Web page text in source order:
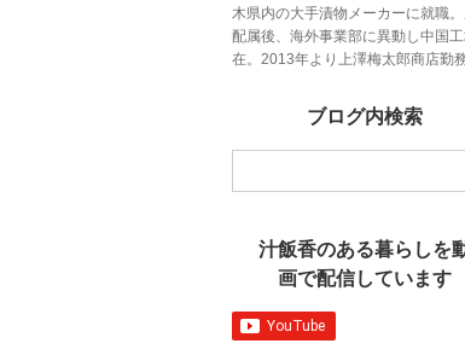
木県内の大手漬物メーカーに就職
配属後、海外事業部に異動し中国
在。2013年より上澤梅太郎商店勤務
ブログ内検索
汁飯香のある暮らしを
画で配信しています